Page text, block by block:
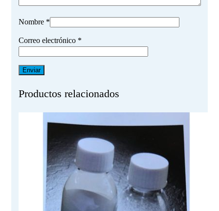
Nombre *
Correo electrónico *
Productos relacionados